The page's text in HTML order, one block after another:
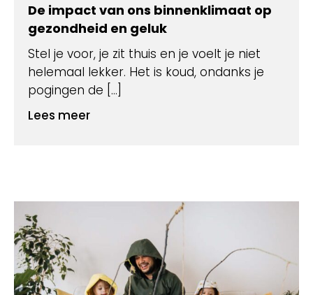
De impact van ons binnenklimaat op
gezondheid en geluk
Stel je voor, je zit thuis en je voelt je niet
helemaal lekker. Het is koud, ondanks je
pogingen de […]
Lees meer